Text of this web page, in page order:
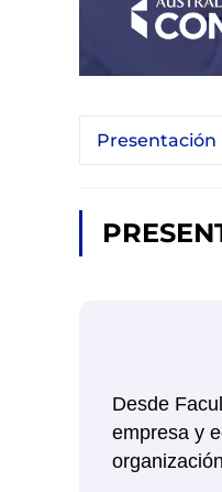
Presentación
Desde
empresa y